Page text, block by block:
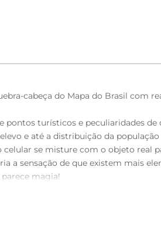
cabeça do Mapa do Brasil com
turísticos e peculiaridades
e até a distribuição da
se misture com o objeto real
a sensação de que existem mais
magia!
smartphone ou tablet. Baixe o